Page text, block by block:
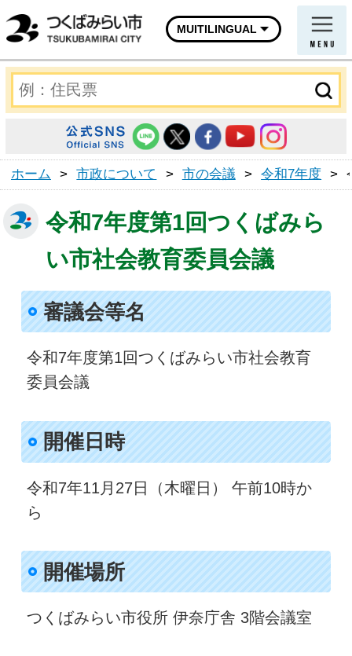
MUITILINGUAL
ホーム > 市政について > 市の会議 > 令和7年度 >
令和7年度第1回つくばみら
い市社会教育委員会議
審議会等名
令和7年度第1回つくばみらい市社会教育
委員会議
開催日時​
令和7年11月27日（木曜日） 午前10時か
ら
開催場所
つくばみらい市役所 伊奈庁舎 3階会議室